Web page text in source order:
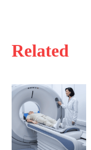
Related